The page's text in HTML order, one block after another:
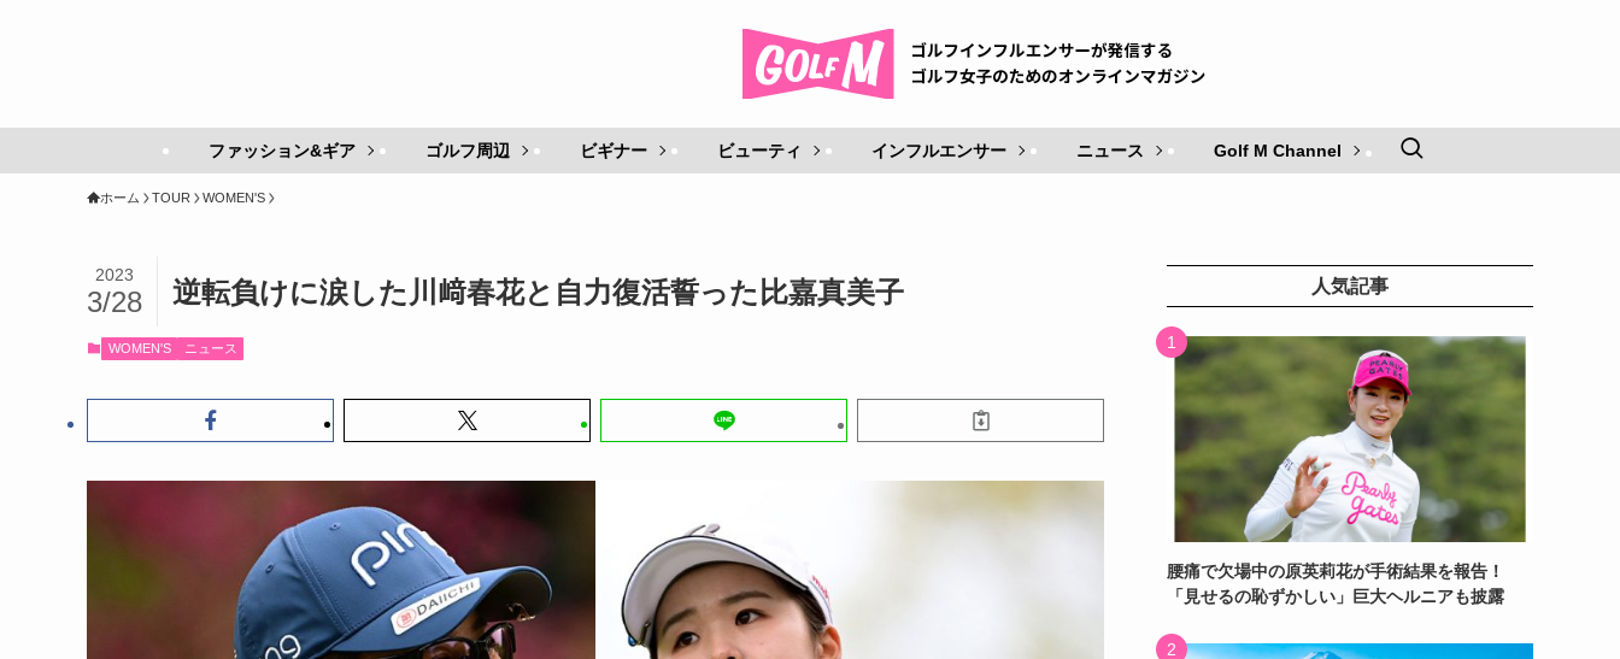
ファッション&ギア ゴルフ周辺 ビギナー ビューティ インフルエンサー ニュース Golf M Channel
ホーム TOUR WOMEN'S
逆転負けに涙した川﨑春花と自力復活誓った比嘉真美子
2023
3/28
WOMEN'S ニュース
人気記事
腰痛で欠場中の原英莉花が手術結果を報告！
「見せるの恥ずかしい」巨大ヘルニアも披露